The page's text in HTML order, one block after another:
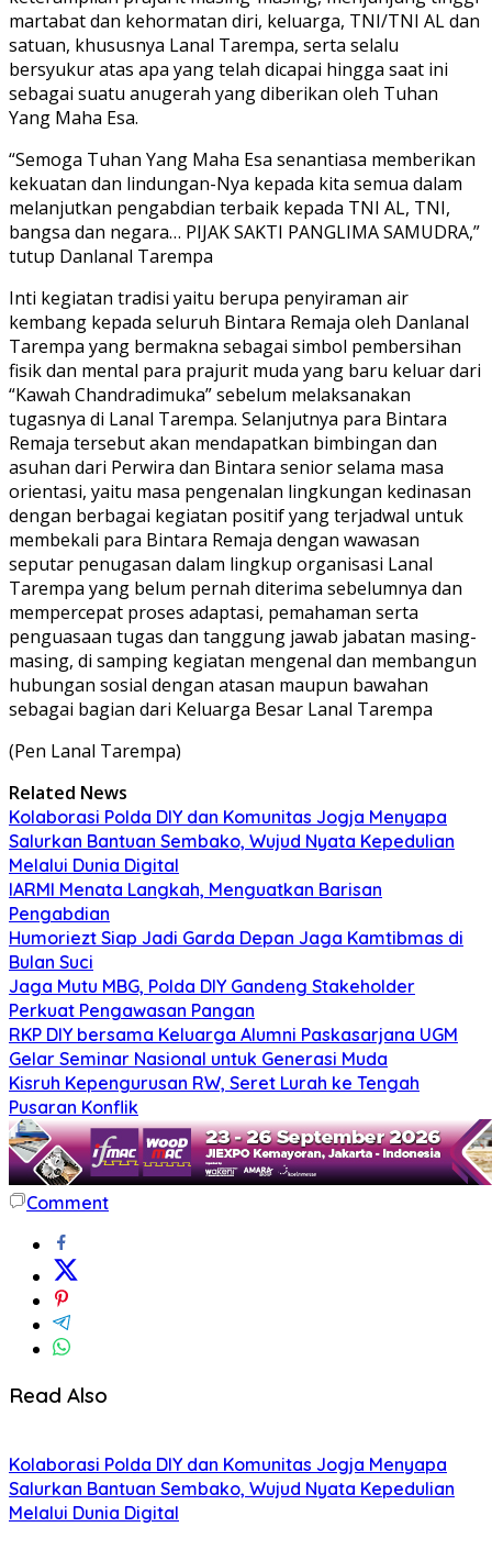
martabat dan kehormatan diri, keluarga, TNI/TNI AL dan
satuan, khususnya Lanal Tarempa, serta selalu
bersyukur atas apa yang telah dicapai hingga saat ini
sebagai suatu anugerah yang diberikan oleh Tuhan
Yang Maha Esa.
“Semoga Tuhan Yang Maha Esa senantiasa memberikan
kekuatan dan lindungan-Nya kepada kita semua dalam
melanjutkan pengabdian terbaik kepada TNI AL, TNI,
bangsa dan negara… PIJAK SAKTI PANGLIMA SAMUDRA,”
tutup Danlanal Tarempa
Inti kegiatan tradisi yaitu berupa penyiraman air
kembang kepada seluruh Bintara Remaja oleh Danlanal
Tarempa yang bermakna sebagai simbol pembersihan
fisik dan mental para prajurit muda yang baru keluar dari
“Kawah Chandradimuka” sebelum melaksanakan
tugasnya di Lanal Tarempa. Selanjutnya para Bintara
Remaja tersebut akan mendapatkan bimbingan dan
asuhan dari Perwira dan Bintara senior selama masa
orientasi, yaitu masa pengenalan lingkungan kedinasan
dengan berbagai kegiatan positif yang terjadwal untuk
membekali para Bintara Remaja dengan wawasan
seputar penugasan dalam lingkup organisasi Lanal
Tarempa yang belum pernah diterima sebelumnya dan
mempercepat proses adaptasi, pemahaman serta
penguasaan tugas dan tanggung jawab jabatan masing-
masing, di samping kegiatan mengenal dan membangun
hubungan sosial dengan atasan maupun bawahan
sebagai bagian dari Keluarga Besar Lanal Tarempa
(Pen Lanal Tarempa)
Related News
Kolaborasi Polda DIY dan Komunitas Jogja Menyapa
Salurkan Bantuan Sembako, Wujud Nyata Kepedulian
Melalui Dunia Digital
IARMI Menata Langkah, Menguatkan Barisan
Pengabdian
Humoriezt Siap Jadi Garda Depan Jaga Kamtibmas di
Bulan Suci
Jaga Mutu MBG, Polda DIY Gandeng Stakeholder
Perkuat Pengawasan Pangan
RKP DIY bersama Keluarga Alumni Paskasarjana UGM
Gelar Seminar Nasional untuk Generasi Muda
Kisruh Kepengurusan RW, Seret Lurah ke Tengah
Pusaran Konflik
Comment
Read Also
Kolaborasi Polda DIY dan Komunitas Jogja Menyapa
Salurkan Bantuan Sembako, Wujud Nyata Kepedulian
Melalui Dunia Digital